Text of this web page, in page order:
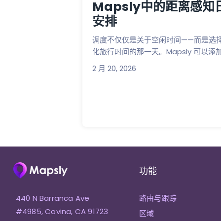
Mapsly中的距离感知
安排
调度不仅仅是关于空闲时间——而是选
化旅行时间的那一天。Mapsly 可以添
2 月 20, 2026
440 N Barranca Ave
#4985, Covina, CA 91723
功能
路由与跟踪
区域